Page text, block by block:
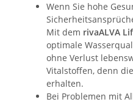
Wenn Sie hohe
Mit dem rivaALVA
optimale
ohne Verlust
Vitalstoffen, denn
erhalten.
Bei Problemen mit